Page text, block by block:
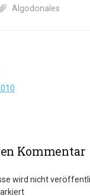
Algodonales
Kommentar
wird nicht